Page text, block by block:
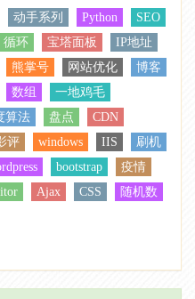
动手系列 Python
SEO
循环 宝塔面板
IP地址
熊掌号 网站优化
博客
数组
一地鸡毛
算法 盘点
CDN
评 windows IIS
刷机
bootstrap
疫情
Ajax CSS 随机数